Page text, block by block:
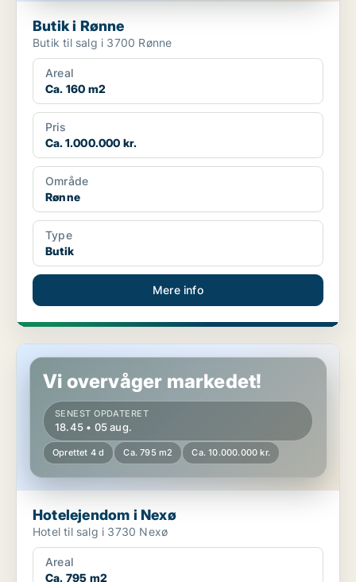
Butik i Rønne
Butik til salg i 3700 Rønne
Areal
Ca. 160 m2
Pris
Ca. 1.000.000 kr.
Område
Rønne
Type
Butik
Mere info
Hotelejendom i Nexø
Vi overvåger markedet!
SENEST OPDATERET
18.45 • 05 aug.
Oprettet 4 d Ca. 795 m2 Ca. 10.000.000 kr.
Hotelejendom i Nexø
Hotel til salg i 3730 Nexø
Areal
Ca. 795 m2